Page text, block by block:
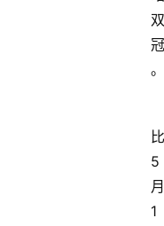
双
冠
。
比
5
月
1